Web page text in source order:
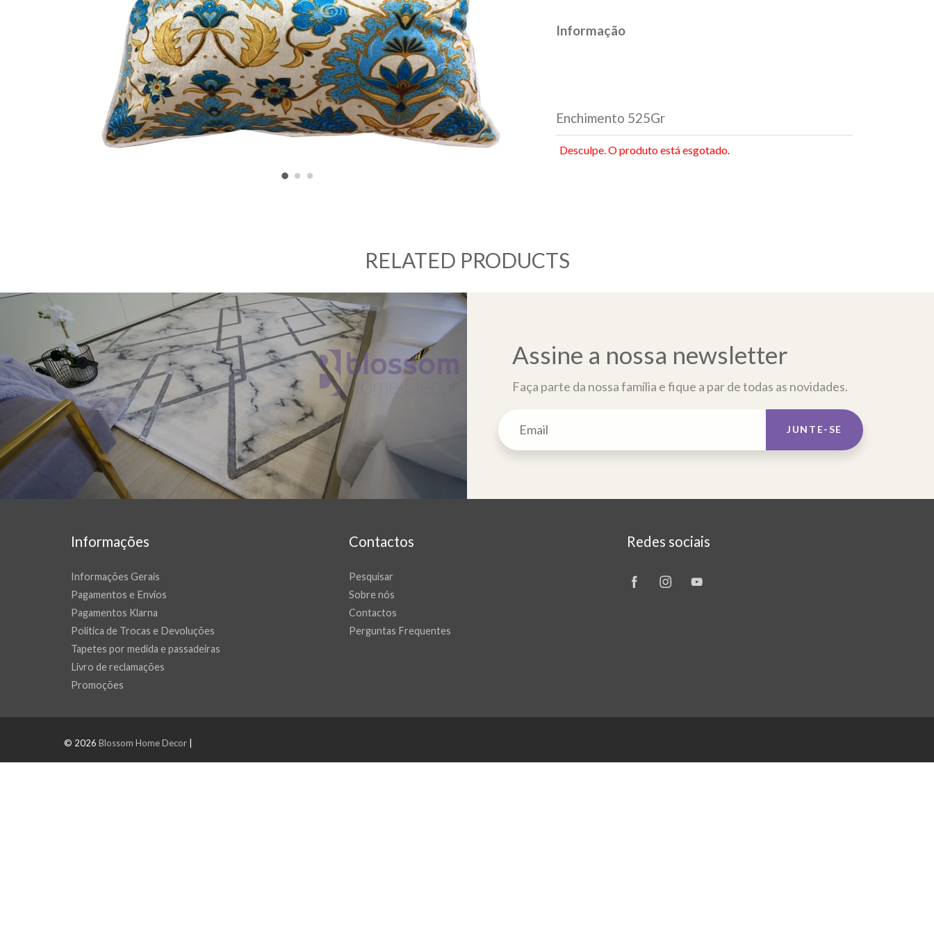
Informação
Enchimento 525Gr
Desculpe. O produto está esgotado.
RELATED PRODUCTS
Assine a nossa newsletter
Faça parte da nossa família e fique a par de todas as novidades.
JUNTE-SE
Informações
Informações Gerais
Pagamentos e Envios
Pagamentos Klarna
Politica de Trocas e Devoluções
Tapetes por medida e passadeiras
Livro de reclamações
Promoções
Contactos
Pesquisar
Sobre nós
Contactos
Perguntas Frequentes
Redes sociais
© 2026 Blossom Home Decor |